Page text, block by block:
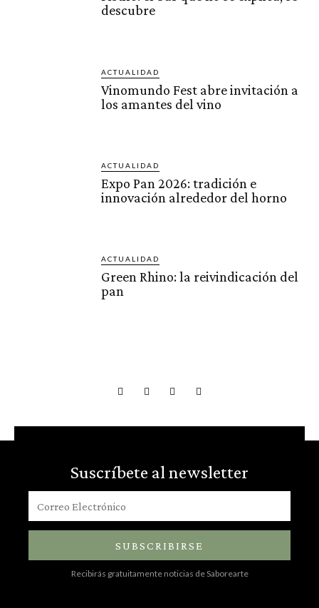
descubre
ACTUALIDAD
Vinomundo Fest abre invitación a
los amantes del vino
ACTUALIDAD
Expo Pan 2026: tradición e
innovación alrededor del horno
ACTUALIDAD
Green Rhino: la reivindicación del
pan
Suscríbete al newsletter
SUBSCRIBIRSE
Recibirás gratuitamente noticias de Saborearte